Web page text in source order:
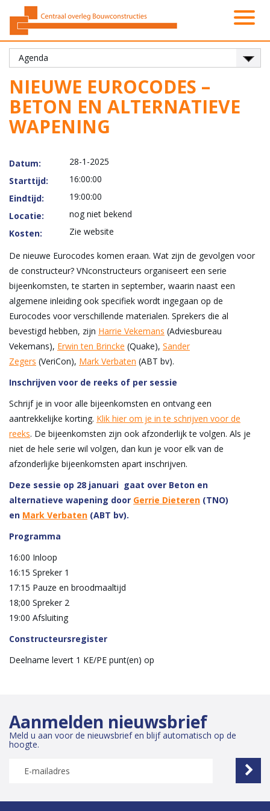
NIEUWE EUROCODES –
BETON EN ALTERNATIEVE
WAPENING
Datum:
28-1-2025
Starttijd:
16:00:00
Eindtijd:
19:00:00
Locatie:
nog niet bekend
Kosten:
Zie website
De nieuwe Eurocodes komen eraan. Wat zijn de gevolgen voor
de constructeur? VNconstructeurs organiseert een serie
bijeenkomsten, te starten in september, waarin naast een
algemene inleiding ook specifiek wordt ingegaan op de
Eurocodes voor verschillende materialen. Sprekers die al
bevestigd hebben, zijn Harrie Vekemans (Adviesbureau
Vekemans), Erwin ten Brincke (Quake), Sander
Zegers (VeriCon), Mark Verbaten (ABT bv).
Inschrijven voor de reeks of per sessie
Schrijf je in voor alle bijeenkomsten en ontvang een
aantrekkelijke korting. Klik hier om je in te schrijven voor de
reeks. De bijeenkomsten zijn ook afzonderlijk te volgen. Als je
niet de hele serie wil volgen, dan kun je voor elk van de
afzonderlijke bijeenkomsten apart inschrijven.
Deze sessie op 28 januari gaat over Beton en
alternatieve wapening door Gerrie Dieteren (TNO)
en Mark Verbaten (ABT bv).
Programma
16:00 Inloop
16:15 Spreker 1
17:15 Pauze en broodmaaltijd
18;00 Spreker 2
19:00 Afsluiting
Constructeursregister
Deelname levert 1 KE/PE punt(en) op
Aanmelden nieuwsbrief
Meld u aan voor de nieuwsbrief en blijf automatisch op de
hoogte.